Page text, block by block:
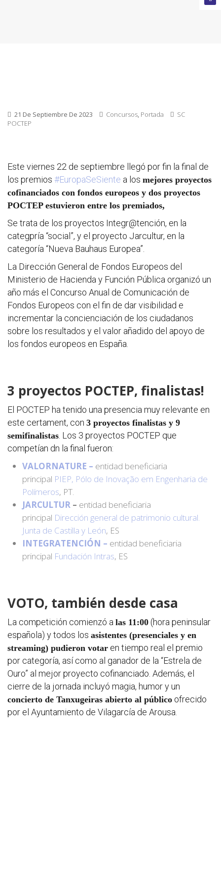
Eventos
21 De Septiembre De 2023 Concursos, Portada
SC
POCTEP
Este viernes 22 de septiembre llegó por fin la final de
los premios #EuropaSeSiente a los mejores proyectos
cofinanciados con fondos europeos y dos proyectos
POCTEP estuvieron entre los premiados,
Se trata de los proyectos Integr@tención, en la
categpría “social”, y el proyecto Jarcultur, en la
categoría “Nueva Bauhaus Europea”.
La Dirección General de Fondos Europeos del
Ministerio de Hacienda y Función Pública organizó un
año más el Concurso Anual de Comunicación de
Fondos Europeos con el fin de dar visibilidad e
incrementar la concienciación de los ciudadanos
sobre los resultados y el valor añadido del apoyo de
los fondos europeos en España.
3 proyectos POCTEP, finalistas!
El POCTEP ha tenido una presencia muy relevante en
este certament, con 3 proyectos finalistas y 9
semifinalistas. Los 3 proyectos POCTEP que
competían dn la final fueron:
VALORNATURE – entidad beneficiaria
principal PIEP, Pólo de Inovação em Engenharia de
Polímeros, PT.
JARCULTUR – entidad beneficiaria
principal Dirección general de patrimonio cultural.
Junta de Castilla y León, ES
INTEGRATENCIÓN – entidad beneficiaria
principal Fundación Intras, ES
VOTO, también desde casa
La competición comienzó a las 11:00 (hora peninsular
española) y todos los asistentes (presenciales y en
streaming) pudieron votar en tiempo real el premio
por categoría, así como al ganador de la “Estrela de
Ouro” al mejor proyecto cofinanciado. Además, el
cierre de la jornada incluyó magia, humor y un
concierto de Tanxugeiras abierto al público ofrecido
por el Ayuntamiento de Vilagarcía de Arousa.